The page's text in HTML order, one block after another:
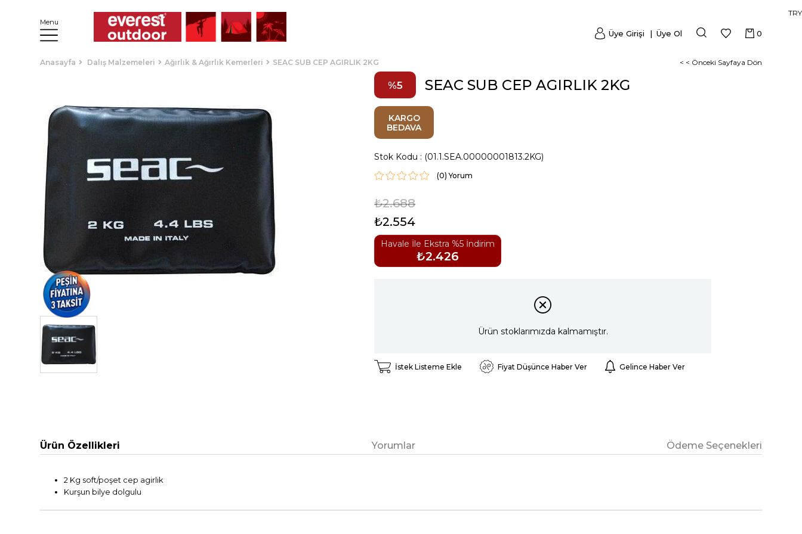
Menu
TRY
0
Üye Girişi Üye Ol
Anasayfa Dalış Malzemeleri Ağırlık & Ağırlık Kemerleri SEAC SUB CEP AGIRLIK 2KG < < Önceki Sayfaya Dön
5 SEAC SUB CEP AGIRLIK 2KG
KARGO
BEDAVA
Stok Kodu (01.1.SEA.00000001813.2KG)
(0)
₺2.688
₺2.554
Havale İle Ekstra %5 İndirim
₺2.426
Ürün stoklarımızda kalmamıştır.
İstek Listeme Ekle Fiyat Düşünce Haber Ver Gelince Haber Ver
Ürün Özellikleri Yorumlar Ödeme Seçenekleri
2 Kg soft/poşet cep agirlik
Kurşun bilye dolgulu